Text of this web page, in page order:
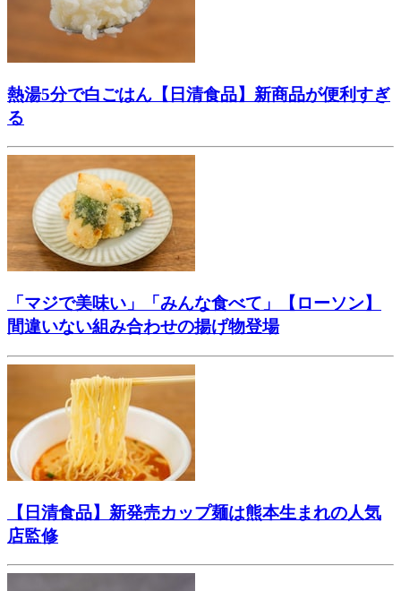
熱湯5分で白ごはん【日清食品】新商品が便利すぎ
る
「マジで美味い」「みんな食べて」【ローソン】
間違いない組み合わせの揚げ物登場
【日清食品】新発売カップ麺は熊本生まれの人気
店監修